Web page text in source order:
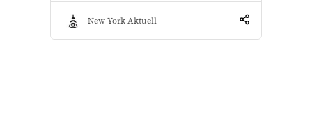
New York Aktuell